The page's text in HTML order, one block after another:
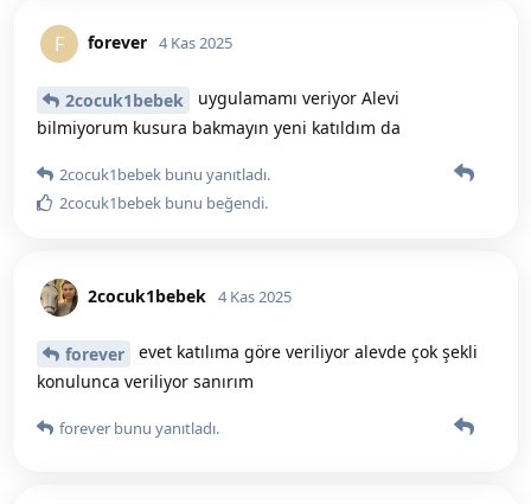
F forever 4 Kas 2025
2cocuk1bebek
uygulamamı veriyor Alevi
bilmiyorum kusura bakmayın yeni katıldım da
2cocuk1bebek bunu yanıtladı.
2cocuk1bebek bunu beğendi.
2cocuk1bebek 4 Kas 2025
forever
evet katılıma göre veriliyor alevde çok şekli
konulunca veriliyor sanırım
forever bunu yanıtladı.